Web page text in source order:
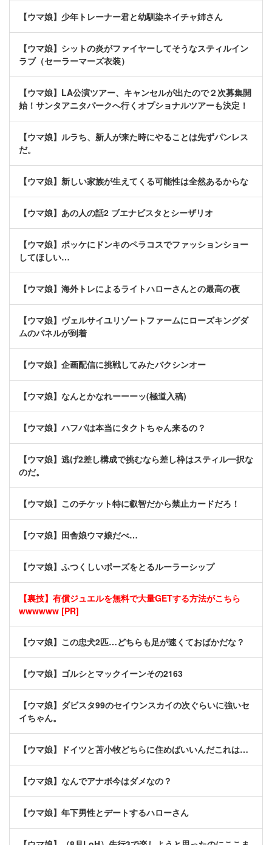
【ウマ娘】少年トレーナー君と幼馴染ネイチャ姉さん
【ウマ娘】シットの炎がファイヤーしてそうなスティルイン
ラブ（セーラーマーズ衣装）
【ウマ娘】LA公演ツアー、キャンセルが出たので２次募集開
始！サンタアニタパークへ行くオプショナルツアーも決定！
【ウマ娘】ルラち、新人が来た時にやることは先ずパンレス
だ。
【ウマ娘】新しい家族が生えてくる可能性は全然あるからな
【ウマ娘】あの人の話2 ブエナビスタとシーザリオ
【ウマ娘】ポッケにドンキのペラコスでファッションショー
してほしい…
【ウマ娘】海外トレによるライトハローさんとの最高の夜
【ウマ娘】ヴェルサイユリゾートファームにローズキングダ
ムのパネルが到着
【ウマ娘】企画配信に挑戦してみたバクシンオー
【ウマ娘】なんとかなれーーーッ(極道入稿)
【ウマ娘】ハフバは本当にタクトちゃん来るの？
【ウマ娘】逃げ2差し構成で挑むなら差し枠はスティル一択な
のだ。
【ウマ娘】このチケット特に叡智だから禁止カードだろ！
【ウマ娘】田舎娘ウマ娘だべ…
【ウマ娘】ふつくしいポーズをとるルーラーシップ
【裏技】有償ジュエルを無料で大量GETする方法がこちら
wwwwww [PR]
【ウマ娘】この忠犬2匹…どちらも足が速くておばかだな？
【ウマ娘】ゴルシとマックイーンその2163
【ウマ娘】ダビスタ99のセイウンスカイの次ぐらいに強いセ
イちゃん。
【ウマ娘】ドイツと苫小牧どちらに住めばいいんだこれは…
【ウマ娘】なんでアナボ今はダメなの？
【ウマ娘】年下男性とデートするハローさん